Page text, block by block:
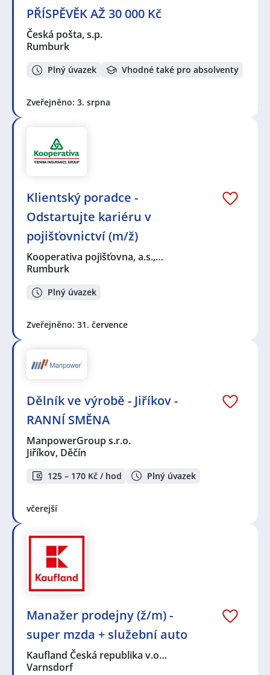
PŘÍSPĚVĚK AŽ 30 000 Kč
Česká pošta, s.p.
Rumburk
Plný úvazek Vhodné také pro absolventy
Zveřejněno: 3. srpna
Klientský poradce -
Odstartujte kariéru v
pojišťovnictví (m/ž)
Kooperativa pojišťovna, a.s.,…
Rumburk
Plný úvazek
Zveřejněno: 31. července
Dělník ve výrobě - Jiříkov -
RANNÍ SMĚNA
ManpowerGroup s.r.o.
Jiříkov, Děčín
125 – 170 Kč / hod Plný úvazek
včerejší
Manažer prodejny (ž/m) -
super mzda + služební auto
Kaufland Česká republika v.o…
Varnsdorf